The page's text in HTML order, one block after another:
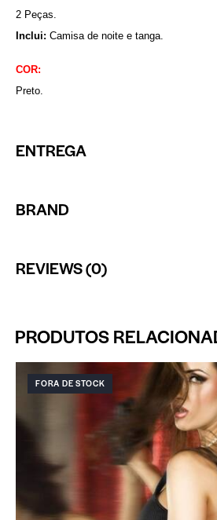
2 Peças.
Inclui: Camisa de noite e tanga.
COR:
Preto.
ENTREGA
BRAND
REVIEWS (0)
PRODUTOS
FORA DE STOCK